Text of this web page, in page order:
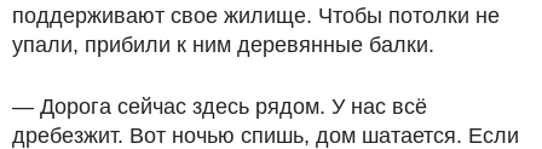
поддерживают свое жилище. Чтобы потолки не
упали, прибили к ним деревянные балки.
— Дорога сейчас здесь рядом. У нас всё
дребезжит. Вот ночью спишь, дом шатается. Если